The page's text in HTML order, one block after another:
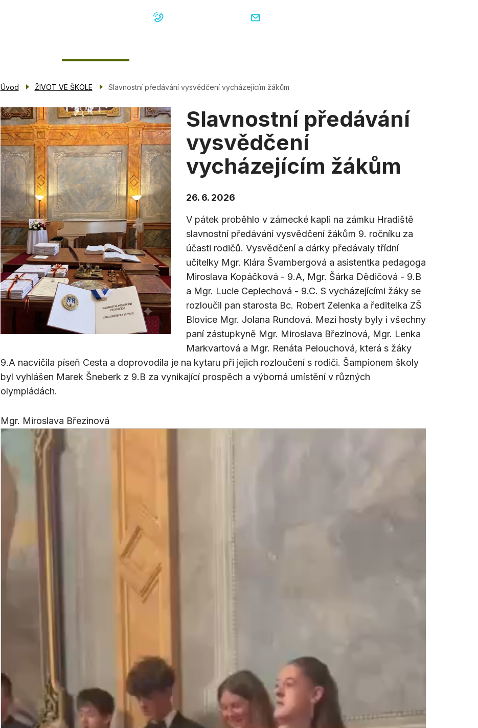
navigace
Úvod ŽIVOT VE ŠKOLE Slavnostní předávání vysvědčení vycházejícím žákům
Slavnostní předávání
vysvědčení
vycházejícím žákům
26. 6. 2026
V pátek proběhlo v zámecké kapli na zámku Hradiště
slavnostní předávání vysvědčení žákům 9. ročníku za
účasti rodičů. Vysvědčení a dárky předávaly třídní
učitelky Mgr. Klára Švambergová a asistentka pedagoga
Miroslava Kopáčková - 9.A, Mgr. Šárka Dědičová - 9.B
a Mgr. Lucie Ceplechová - 9.C. S vycházejícími žáky se
rozloučil pan starosta Bc. Robert Zelenka a ředitelka ZŠ
Blovice Mgr. Jolana Rundová. Mezi hosty byly i všechny
paní zástupkyně Mgr. Miroslava Březinová, Mgr. Lenka
Markvartová a Mgr. Renáta Pelouchová, která s žáky
9.A nacvičila píseň Cesta a doprovodila je na kytaru při jejich rozloučení s rodiči. Šampionem školy
byl vyhlášen Marek Šneberk z 9.B za vynikající prospěch a výborná umístění v různých
olympiádách.
Mgr. Miroslava Březinová